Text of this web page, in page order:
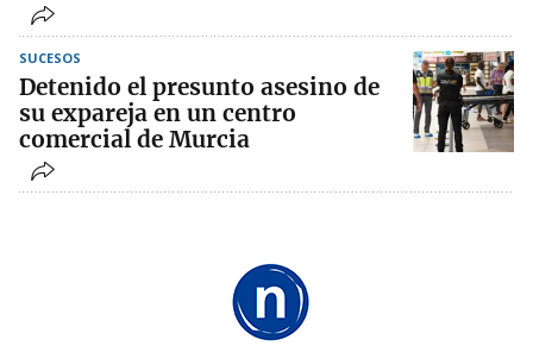
SUCESOS
Detenido el presunto asesino de
su expareja en un centro
comercial de Murcia